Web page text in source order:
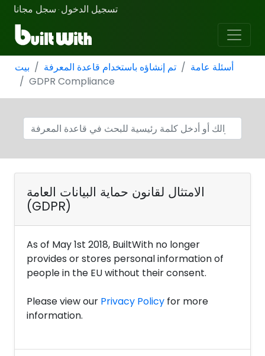
تسجيل الدخول · سجل مجانا
بيت تم إنشاؤه باستخدام قاعدة المعرفة
أسئلة عامة
GDPR Compliance
الامتثال لقانون حماية البيانات العامة
(GDPR)
As of May 1st 2018, BuiltWith no longer
provides or stores personal information of
people in the EU without their consent.
Please view our Privacy Policy for more
information.